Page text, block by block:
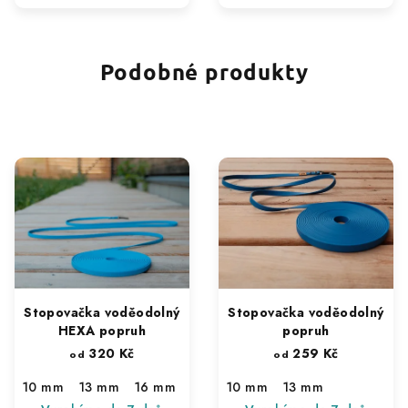
Podobné produkty
Stopovačka voděodolný
HEXA popruh
od 320 Kč
10 mm
13 mm
16 mm
Stopovačka voděodolný
popruh
od 259 Kč
10 mm
13 mm